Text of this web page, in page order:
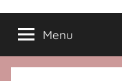
jeunes
chats
Menu